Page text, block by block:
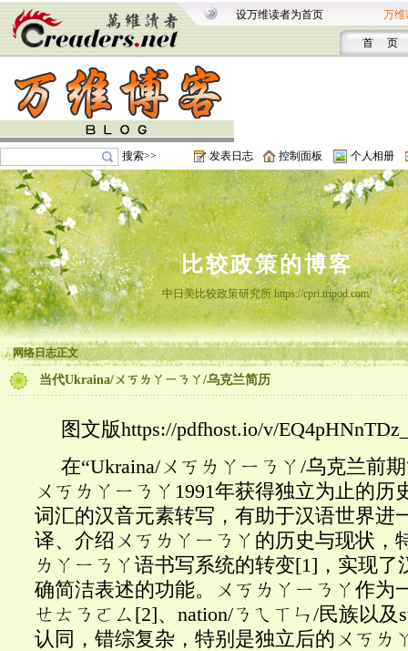
设万维读者为首页 万维
首 页
搜索>> 发表日志 控制面板 个人相册
比较政策的博客
中日美比较政策研究所 https://cpri.tripod.com/
网络日志正文
当代Ukraina/ㄨㄎㄌㄚㄧㄋㄚ/乌克兰简历
图文版https://pdfhost.io/v/
在“Ukraina/ㄨㄎㄌㄚㄧㄋㄚ/乌克兰前
ㄨㄎㄌㄚㄧㄋㄚ1991年获得独立为止的历
词汇的汉音元素转写，有助于汉语世界进
译、介绍ㄨㄎㄌㄚㄧㄋㄚ的历史与现状，
ㄌㄚㄧㄋㄚ语书写系统的转变[1] ，实现
确简洁表述的功能。ㄨㄎㄌㄚㄧㄋㄚ作为
ㄝㄊㄋㄛㄙ [2]、 nation/ㄋㄟㄒㄣ/民族以及
认同，错综复杂，特别是独立后的ㄨㄎㄌ